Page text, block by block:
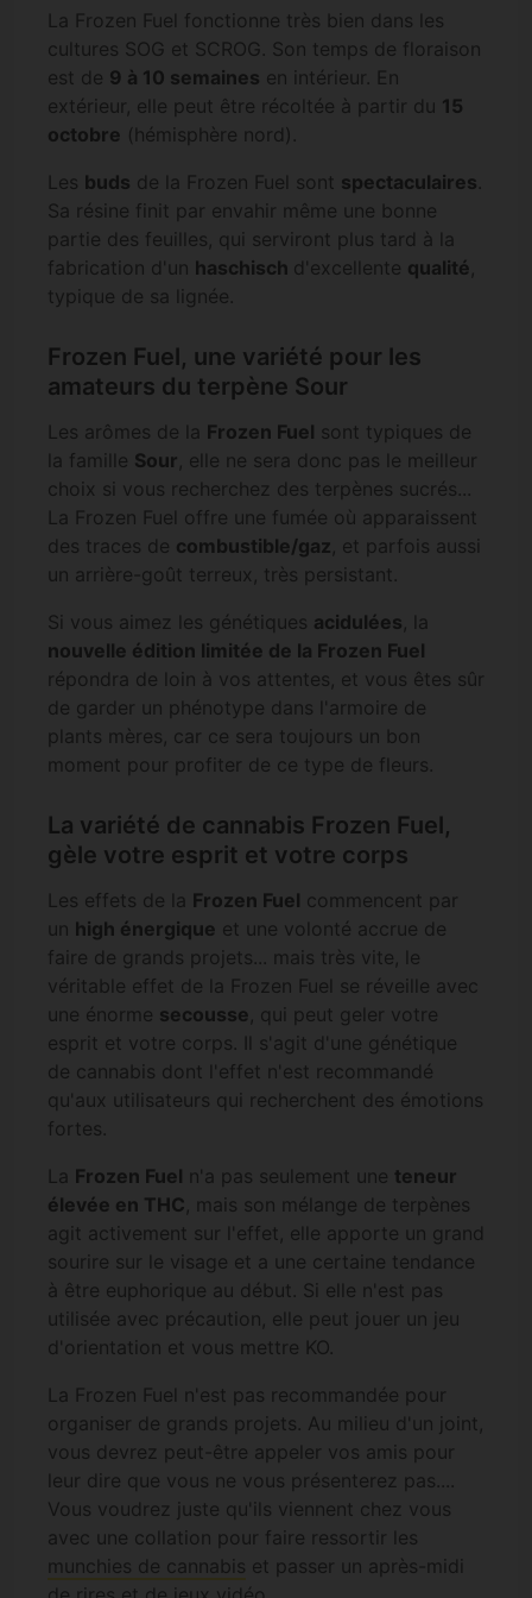
La Frozen Fuel fonctionne très bien dans les
cultures SOG et SCROG. Son temps de floraison
est de 9 à 10 semaines en intérieur. En
extérieur, elle peut être récoltée à partir du 15
octobre (hémisphère nord).
Les buds de la Frozen Fuel sont spectaculaires.
Sa résine finit par envahir même une bonne
partie des feuilles, qui serviront plus tard à la
fabrication d'un haschisch d'excellente qualité,
typique de sa lignée.
Frozen Fuel, une variété pour les
amateurs du terpène Sour
Les arômes de la Frozen Fuel sont typiques de
la famille Sour, elle ne sera donc pas le meilleur
choix si vous recherchez des terpènes sucrés...
La Frozen Fuel offre une fumée où apparaissent
des traces de combustible/gaz, et parfois aussi
un arrière-goût terreux, très persistant.
Si vous aimez les génétiques acidulées, la
nouvelle édition limitée de la Frozen Fuel
répondra de loin à vos attentes, et vous êtes sûr
de garder un phénotype dans l'armoire de
plants mères, car ce sera toujours un bon
moment pour profiter de ce type de fleurs.
La variété de cannabis Frozen Fuel,
gèle votre esprit et votre corps
Les effets de la Frozen Fuel commencent par
un high énergique et une volonté accrue de
faire de grands projets... mais très vite, le
véritable effet de la Frozen Fuel se réveille avec
une énorme secousse, qui peut geler votre
esprit et votre corps. Il s'agit d'une génétique
de cannabis dont l'effet n'est recommandé
qu'aux utilisateurs qui recherchent des émotions
fortes.
La Frozen Fuel n'a pas seulement une teneur
élevée en THC, mais son mélange de terpènes
agit activement sur l'effet, elle apporte un grand
sourire sur le visage et a une certaine tendance
à être euphorique au début. Si elle n'est pas
utilisée avec précaution, elle peut jouer un jeu
d'orientation et vous mettre KO.
La Frozen Fuel n'est pas recommandée pour
organiser de grands projets. Au milieu d'un joint,
vous devrez peut-être appeler vos amis pour
leur dire que vous ne vous présenterez pas....
Vous voudrez juste qu'ils viennent chez vous
avec une collation pour faire ressortir les
munchies de cannabis et passer un après-midi